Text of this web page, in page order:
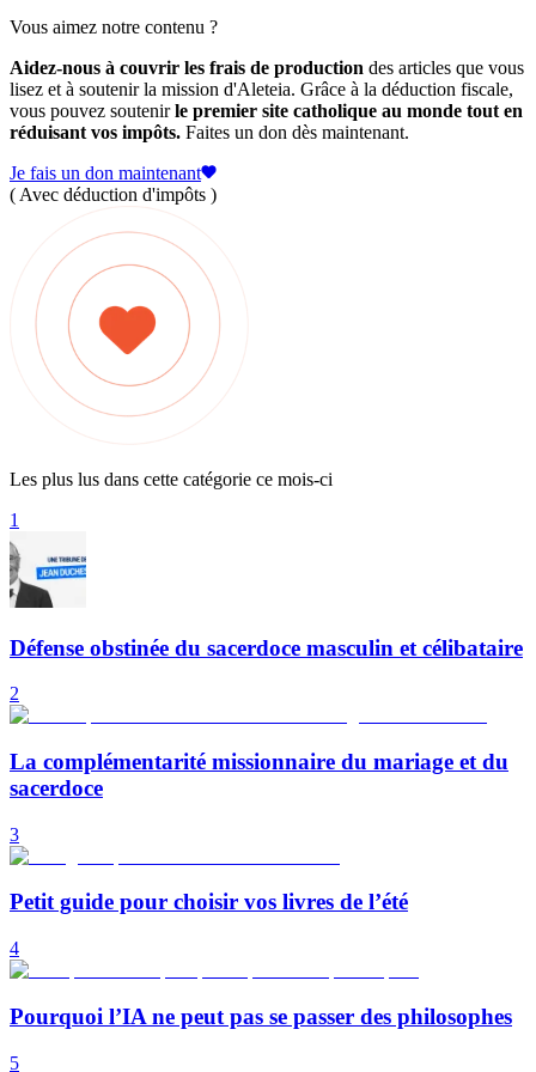
Vous aimez notre contenu ?
Aidez-nous à couvrir les frais de production des articles que vous
lisez et à soutenir la mission d'Aleteia. Grâce à la déduction fiscale,
vous pouvez soutenirle premier site catholique au monde tout en
réduisant vos impôts. Faites un don dès maintenant.
Je fais un don maintenant
( Avec déduction d'impôts )
Les plus lus dans cette catégorie ce mois-ci
1
Défense obstinée du sacerdoce masculin et célibataire
2
La complémentarité missionnaire du mariage et du
sacerdoce
3
Petit guide pour choisir vos livres de l’été
4
Pourquoi l’IA ne peut pas se passer des philosophes
5